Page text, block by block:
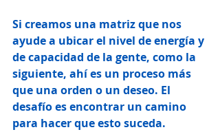
Si creamos una matriz que nos
ayude a ubicar el nivel de energía y
de capacidad de la gente, como la
siguiente, ahí es un proceso más
que una orden o un deseo. El
desafío es encontrar un camino
para hacer que esto suceda.